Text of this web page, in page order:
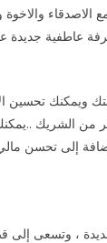
الاصدقاء
عاطفية جديدة
ويمكنك تحسين
من الشريك
إلى تحسن
، وتسعى